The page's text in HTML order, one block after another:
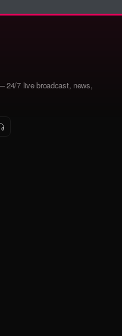
24/7 live broadcast, news,